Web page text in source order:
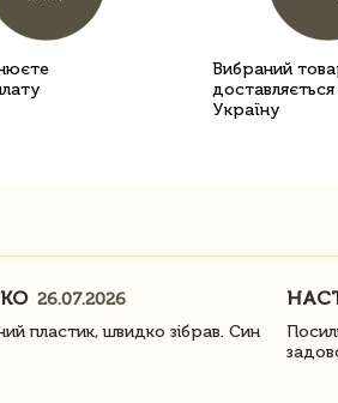
Вибраний
Україну
26.07.2026
пластик, швидко зібрав. Син